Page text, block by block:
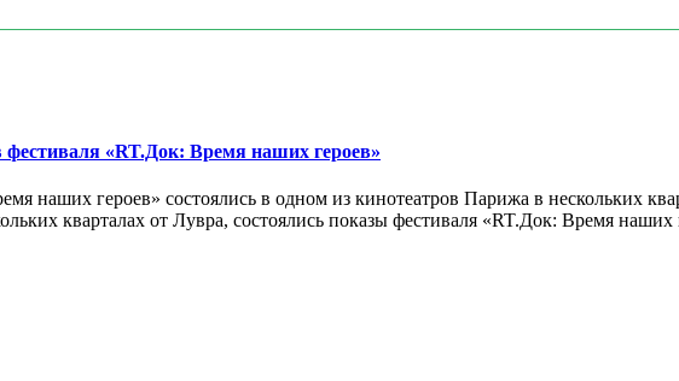
«RT.Док: Время наших героев»
наших героев» состоялись в одном из кинотеатров Парижа в нескольких
кварталах от Лувра, состоялись показы фестиваля «RT.Док: Время